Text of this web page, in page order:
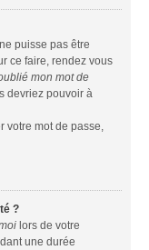
puisse pas être
ce faire, rendez vous
mon mot de
devriez pouvoir à
votre mot de passe,
?
lors de votre
une durée